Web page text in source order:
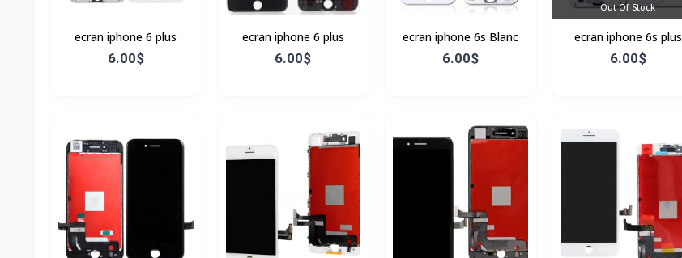
ecran iphone 6 plus
6.00$
ecran iphone 6 plus
6.00$
ecran iphone 6s Blanc
6.00$
Out Of Stock
ecran iphone 6s plus
6.00$